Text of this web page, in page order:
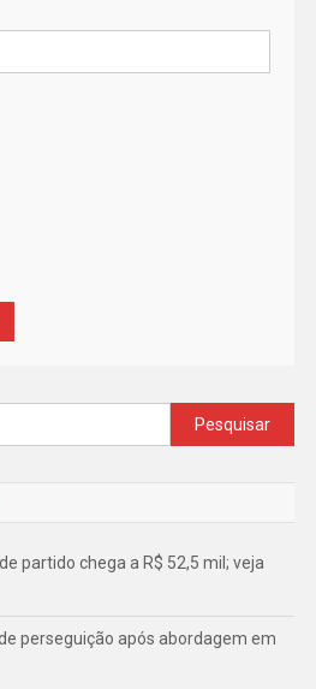
Pesquisar
por:
partido chega a R$ 52,5 mil; veja
perseguição após abordagem em